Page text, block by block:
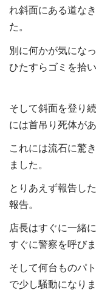
れ斜面にある道な
た。
別に何かが気にな
ひたすらゴミを拾
そして斜面を登り
には首吊り死体が
これには流石に驚
ました。
とりあえず報告し
報告。
店長はすぐに一緒
すぐに警察を呼びま
そして何台ものパ
で少し騒動になりま